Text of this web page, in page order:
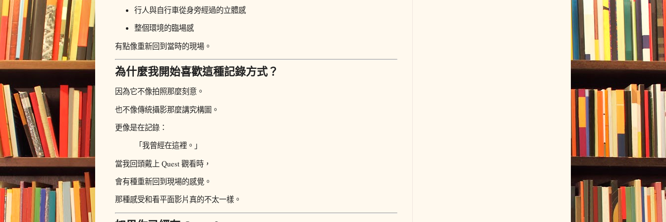
行人與自行車從身旁經過的立體感
整個環境的臨場感
有點像重新回到當時的現場。
為什麼我開始喜歡這種記錄方式？
因為它不像拍照那麼刻意。
也不像傳統攝影那麼講究構圖。
更像是在記錄：
「我曾經在這裡。」
當我回頭戴上 Quest 觀看時，
會有種重新回到現場的感覺。
那種感受和看平面影片真的不太一樣。